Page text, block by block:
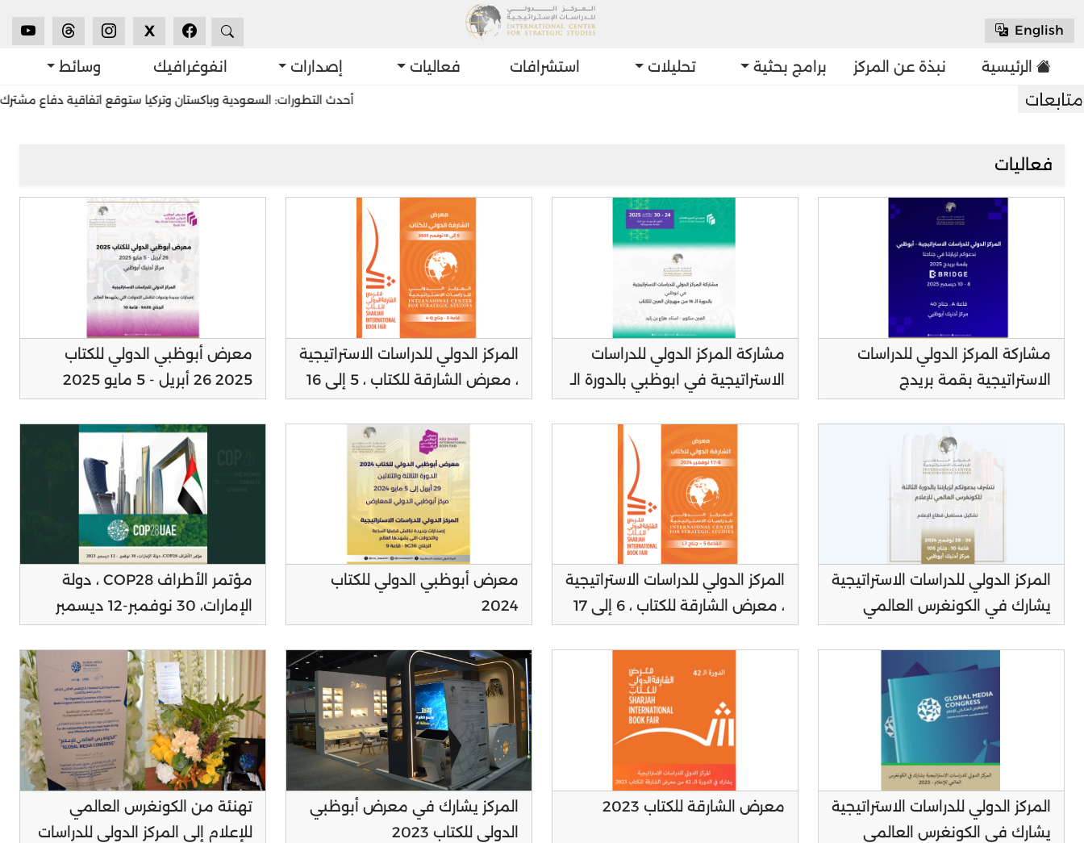
English
X
الرئيسية نبذة عن المركز برامج بحثية تحليلات استشرافات فعاليات إصدارات انفوغرافيك وسائط
أحدث التطورات: السعودية وباكستان وتركيا ستوقع اتفاقية دفاع مشترك في جدّة
فعاليات
مشاركة المركز الدولي للدراسات
الاستراتيجية بقمة بريدج
مشاركة المركز الدولي للدراسات
الاستراتيجية في ابوظبي بالدورة الـ
المركز الدولي للدراسات الاستراتيجية
، معرض الشارقة للكتاب ، 5 إلى 16
معرض أبوظبي الدولي للكتاب
2025 26 أبريل - 5 مايو 2025
المركز الدولي للدراسات الاستراتيجية
يشارك في الكونغرس العالمي
المركز الدولي للدراسات الاستراتيجية
، معرض الشارقة للكتاب ، 6 إلى 17
معرض أبوظبي الدولي للكتاب
2024
مؤتمر الأطراف COP28 ، دولة
الإمارات، 30 نوفمبر-12 دیسمبر
المركز الدولي للدراسات الاستراتيجية
يشارك في الكونغرس العالمي
معرض الشارقة للكتاب 2023
المركز يشارك في معرض أبوظبي
الدولي للكتاب 2023
تهنئة من الكونغرس العالمي
للإعلام إلى المركز الدولي للدراسات